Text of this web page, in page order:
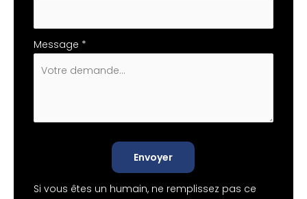
Message *
Envoyer
Si vous êtes un humain, ne remplissez pas ce